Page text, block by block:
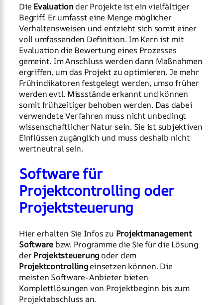
Die Evaluationder Projekte ist ein vielfältiger
Begriff. Er umfasst eine Menge möglicher
Verhaltensweisen und entzieht sich somit einer
voll umfassenden Definition. Im Kern ist mit
Evaluation die Bewertung eines Prozesses
gemeint. Im Anschluss werden dann Maßnahmen
ergriffen, um das Projekt zu optimieren. Je mehr
Frühindikatoren festgelegt werden, umso früher
werden evtl. Missstände erkannt und können
somit frühzeitiger behoben werden. Das dabei
verwendete Verfahren muss nicht unbedingt
wissenschaftlicher Natur sein. Sie ist subjektiven
Einflüssen zugänglich und muss deshalb nicht
wertneutral sein.
Software für
Projektcontrolling oder
Projektsteuerung
Hier erhalten Sie Infos zu Projektmanagement
Software bzw. Programme die Sie für die Lösung
derProjektsteuerung oder dem
Projektcontrollingeinsetzen können. Die
meisten Software-Anbieter bieten
Komplettlösungen von Projektbeginn bis zum
Projektabschluss an.